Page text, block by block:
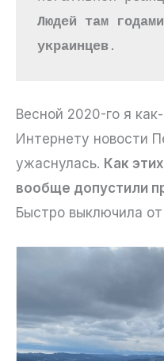
Людей там
украинцев .
Весной 2020-го я
Интернету новости
ужаснулась. Как
вообще допустили
Быстро выключила